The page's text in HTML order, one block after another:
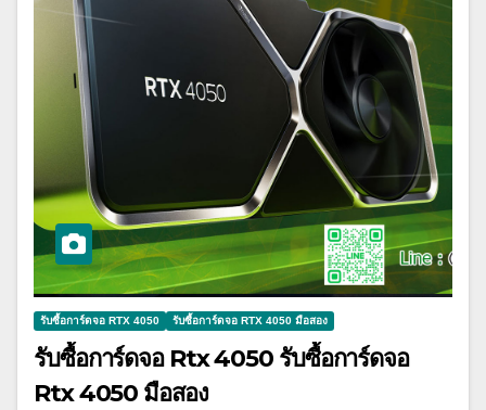
รับซื้อการ์ดจอ RTX 4050 รับซื้อการ์ดจอ RTX 4050 มือสอง
รับซื้อการ์ดจอ Rtx 4050 รับซื้อการ์ดจอ
Rtx 4050 มือสอง